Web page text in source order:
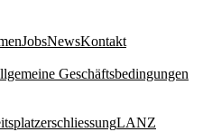
JobsNewsKontakt
Geschäftsbedingungen
LANZ